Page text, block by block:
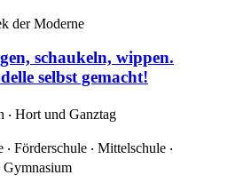
der Moderne
schaukeln, wippen.
selbst gemacht!
‧ Hort und Ganztag
Förderschule ‧ Mittelschule ‧
Gymnasium